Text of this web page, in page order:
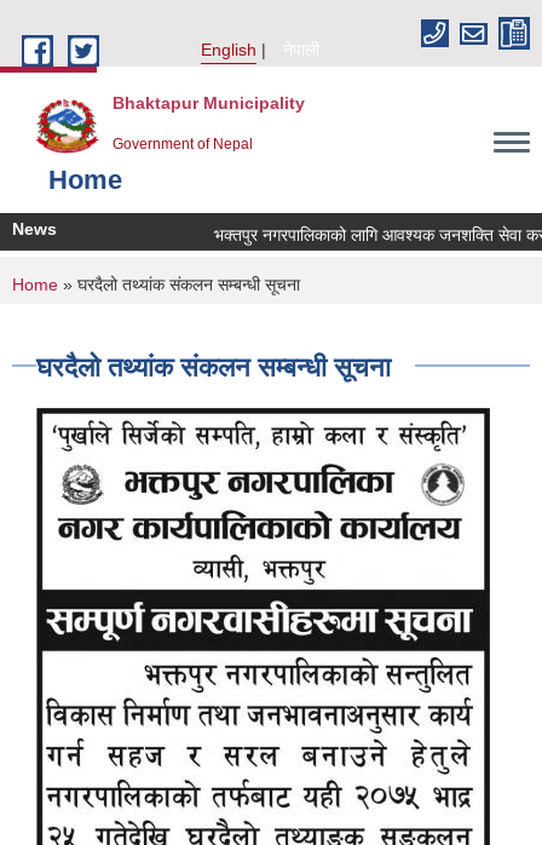
English
नेपाली
Bhaktapur Municipality
Government of Nepal
Home
News भक्तपुर नगरपालिकाको लागि आवश्यक जनशक्ति सेवा
You are here
Home » घरदैलो तथ्यांक संकलन सम्बन्धी सूचना
घरदैलो तथ्यांक संकलन सम्बन्धी सूचना